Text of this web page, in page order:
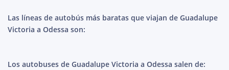
Las líneas de autobús más baratas que viajan de Guadalupe
Victoria a Odessa son:
Los autobuses de Guadalupe Victoria a Odessa salen de: